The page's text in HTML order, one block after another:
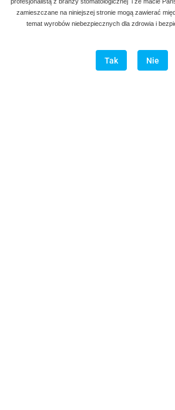
zamieszczane na niniejszej stronie mogą zawierać
temat wyrobów niebezpiecznych dla zdrowia i
Tak Nie